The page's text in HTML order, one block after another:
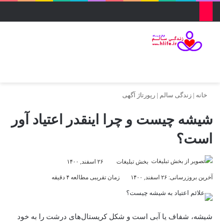
خانه | زندگی سالم | رپورتاژ آگهی
شیشه چیست و چرا اینقدر اعتیاد آور
است؟
بخش تبلیغات ۲۶ اسفند, ۱۴۰۰
آخرین بروزرسانی: ۲۶ اسفند, ۱۴۰۰ زمان تقریبی مطالعه ۴ دقیقه
شیشه، شفاف یا آبی است و شکل کریستال‌های درشت را به خود